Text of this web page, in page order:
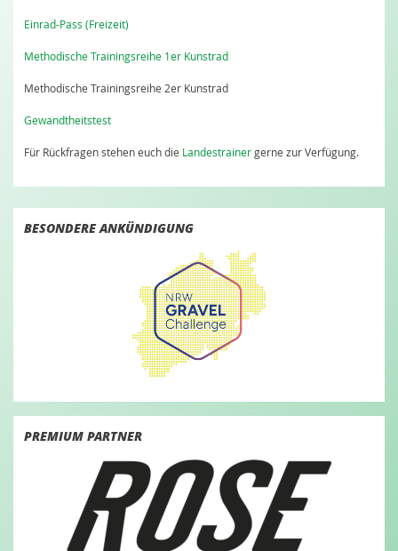
Einrad-Pass (Freizeit)
Methodische Trainingsreihe 1er Kunstrad
Methodische Trainingsreihe 2er Kunstrad
Gewandtheitstest
Für Rückfragen stehen euch die Landestrainergerne zur Verfügung.
BESONDERE ANKÜNDIGUNG
PREMIUM PARTNER